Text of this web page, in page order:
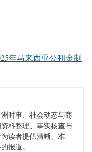
年马来西亚公积金制
时事、社会动态与商
料整理、事实核查与
读者提供清晰、准
报道。